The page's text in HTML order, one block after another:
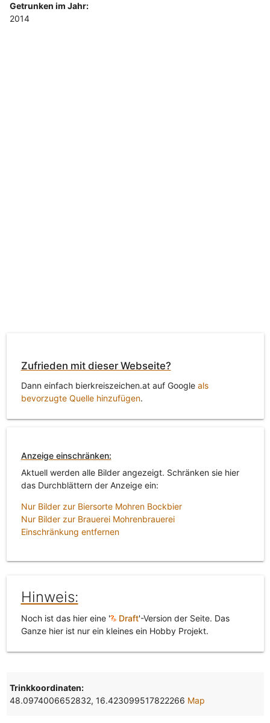
Getrunken im Jahr:
2014
Zufrieden mit dieser Webseite?
Dann einfach bierkreiszeichen.at auf Google als
bevorzugte Quelle hinzufügen.
Anzeige einschränken:
Aktuell werden alle Bilder angezeigt. Schränken sie hier
das Durchblättern der Anzeige ein:
Nur Bilder zur Biersorte Mohren Bockbier
Nur Bilder zur Brauerei Mohrenbrauerei
Einschränkung entfernen
Hinweis:
Noch ist das hier eine ' Draft'-Version der Seite. Das
Ganze hier ist nur ein kleines ein Hobby Projekt.
Trinkkoordinaten:
48.0974006652832, 16.423099517822266 Map